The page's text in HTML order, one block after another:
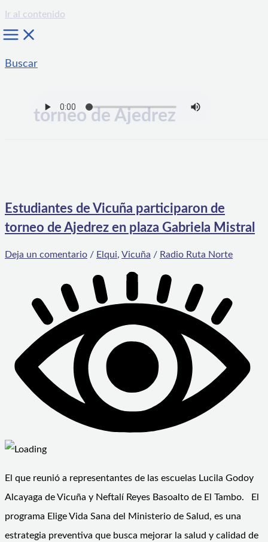
Ir al contenido
Buscar
torneo de Ajedrez
Estudiantes de Vicuña participaron de
torneo de Ajedrez en plaza Gabriela Mistral
Deja un comentario / Elqui, Vicuña / Radio Ruta Norte
El que reunió a representantes de las escuelas Lucila Godoy
Alcayaga de Vicuña y Neftalí Reyes Basoalto de El Tambo. El
programa Elige Vida Sana del Ministerio de Salud, es una
estrategia preventiva que busca mejorar la salud y calidad de